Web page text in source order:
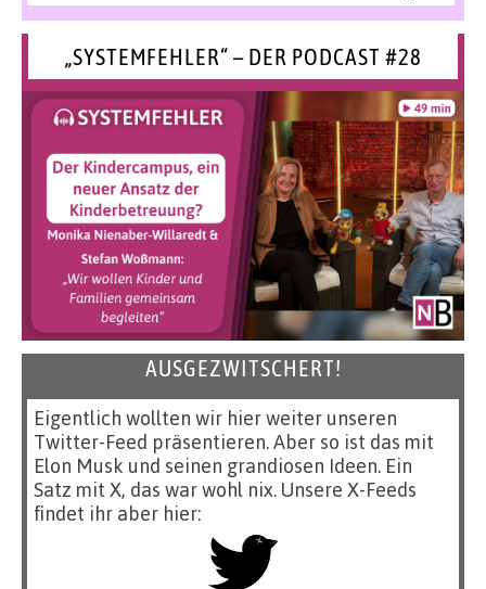
„SYSTEMFEHLER“ – DER PODCAST #28
AUSGEZWITSCHERT!
Eigentlich wollten wir hier weiter unseren
Twitter-Feed präsentieren. Aber so ist das mit
Elon Musk und seinen grandiosen Ideen. Ein
Satz mit X, das war wohl nix. Unsere X-Feeds
findet ihr aber hier: